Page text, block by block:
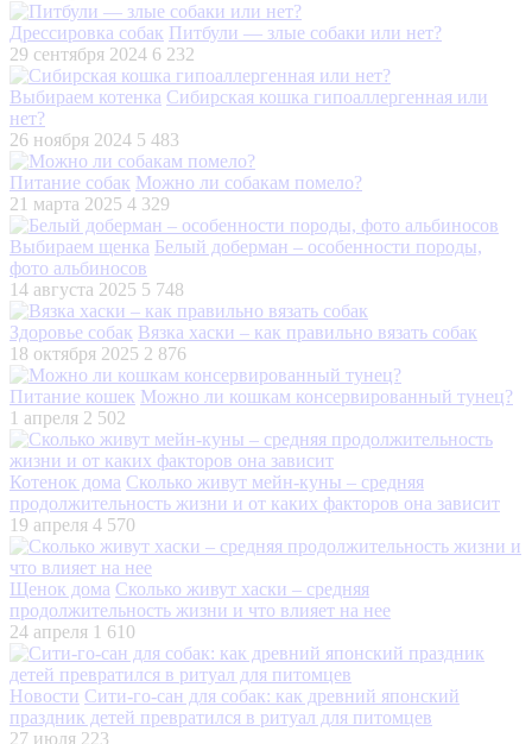
Дрессировка собак Питбули — злые собаки или нет?
29 сентября 2024 6 232
Выбираем котенка Сибирская кошка гипоаллергенная или
нет?
26 ноября 2024 5 483
Питание собак Можно ли собакам помело?
21 марта 2025 4 329
Выбираем щенка Белый доберман – особенности породы,
фото альбиносов
14 августа 2025 5 748
Здоровье собак Вязка хаски – как правильно вязать собак
18 октября 2025 2 876
Питание кошек Можно ли кошкам консервированный тунец?
1 апреля 2 502
Котенок дома Сколько живут мейн-куны – средняя
продолжительность жизни и от каких факторов она зависит
19 апреля 4 570
Щенок дома Сколько живут хаски – средняя
продолжительность жизни и что влияет на нее
24 апреля 1 610
Новости Сити-го-сан для собак: как древний японский
праздник детей превратился в ритуал для питомцев
27 июля 223